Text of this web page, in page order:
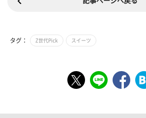
タグ： Z世代Pick スイーツ